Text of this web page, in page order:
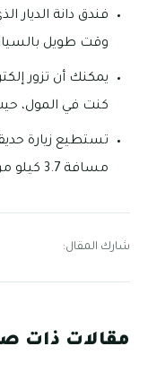
فندق دانة
وقت طويل بالسيارة، حيث
يمكنك أن تزور
كنت في المول، حيث
تستطيع زيارة
مسافة 3.7 كيلو من مول أبوظبي.
شارك المقال:
مقالات ذات